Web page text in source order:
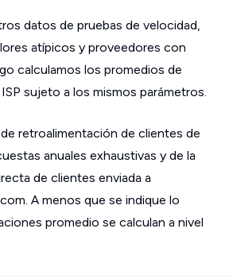
datos de pruebas de velocidad,
atípicos y proveedores con
calculamos los promedios de
sujeto a los mismos parámetros.
retroalimentación de clientes de
anuales exhaustivas y de la
de clientes enviada a
A menos que se indique lo
promedio se calculan a nivel